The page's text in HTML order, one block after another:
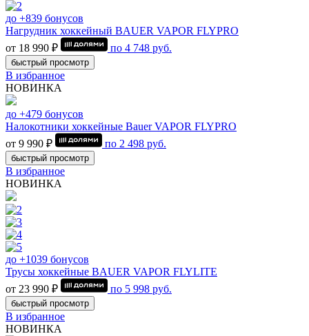
до +839 бонусов
Нагрудник хоккейный BAUER VAPOR FLYPRO
от 18 990 ₽
по 4 748 руб.
быстрый просмотр
В избранное
НОВИНКА
до +479 бонусов
Налокотники хоккейные Bauer VAPOR FLYPRO
от 9 990 ₽
по 2 498 руб.
быстрый просмотр
В избранное
НОВИНКА
до +1039 бонусов
Трусы хоккейные BAUER VAPOR FLYLITE
от 23 990 ₽
по 5 998 руб.
быстрый просмотр
В избранное
НОВИНКА